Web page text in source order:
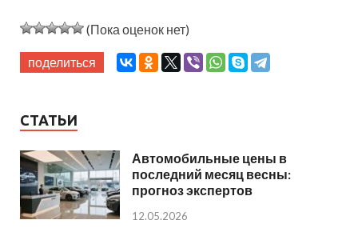
(Пока оценок нет)
поделиться
СТАТЬИ
Автомобильные цены в
последний месяц весны:
прогноз экспертов
12.05.2026